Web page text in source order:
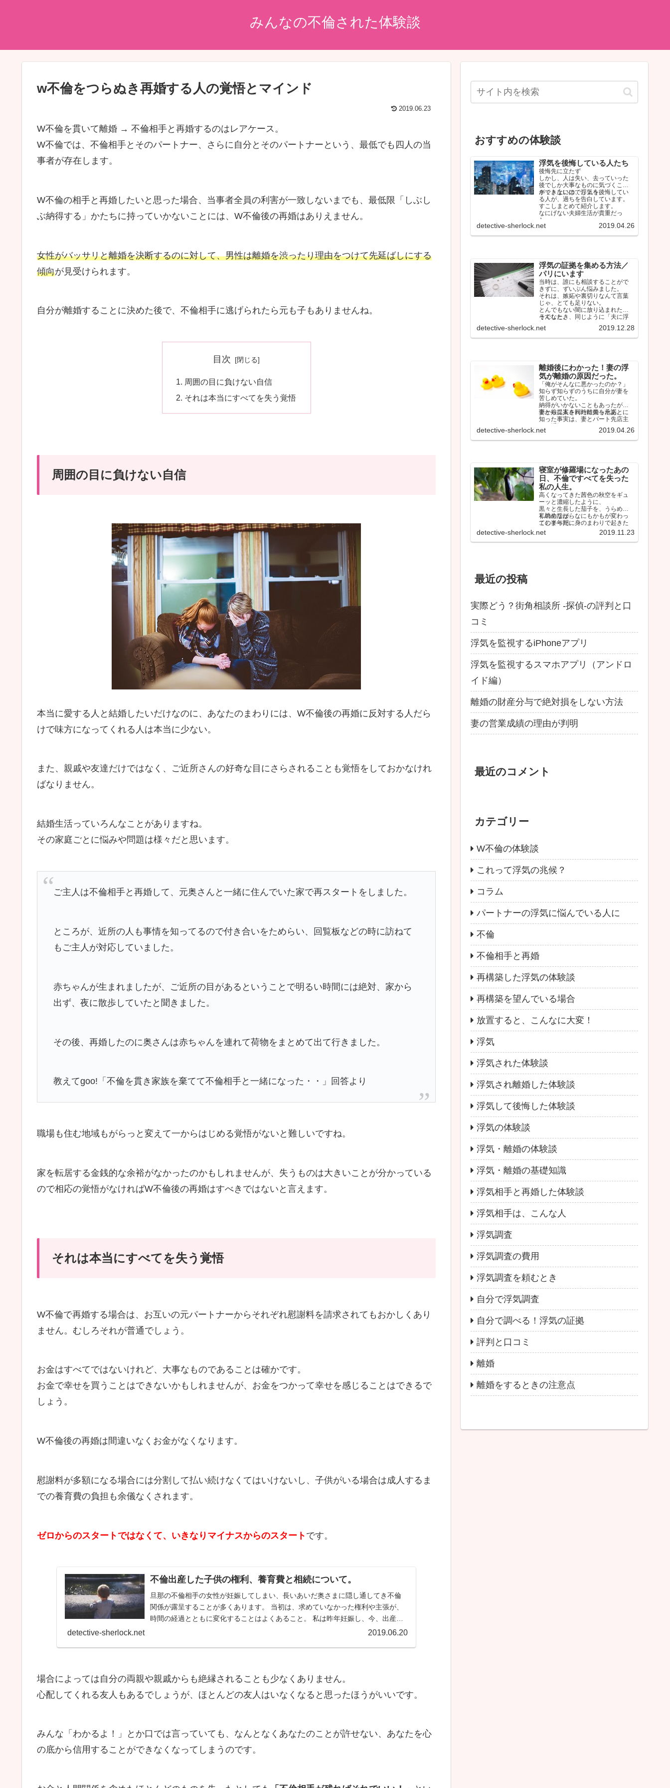
みんなの不倫された体験談
w不倫をつらぬき再婚する人の覚悟とマインド
2019.06.23
W不倫を貫いて離婚 → 不倫相手と再婚するのはレアケース。
W不倫では、不倫相手とそのパートナー、さらに自分とそのパートナーという、最低でも四人の当
事者が存在します。
W不倫の相手と再婚したいと思った場合、当事者全員の利害が一致しないまでも、最低限「しぶし
ぶ納得する」かたちに持っていかないことには、W不倫後の再婚はありえません。
女性がバッサリと離婚を決断するのに対して、男性は離婚を渋ったり理由をつけて先延ばしにする
傾向が見受けられます。
自分が離婚することに決めた後で、不倫相手に逃げられたら元も子もありませんね。
目次
周囲の目に負けない自信
それは本当にすべてを失う覚悟
周囲の目に負けない自信
本当に愛する人と結婚したいだけなのに、あなたのまわりには、W不倫後の再婚に反対する人だら
けで味方になってくれる人は本当に少ない。
また、親戚や友達だけではなく、ご近所さんの好奇な目にさらされることも覚悟をしておかなけれ
ばなりません。
結婚生活っていろんなことがありますね。
その家庭ごとに悩みや問題は様々だと思います。
ご主人は不倫相手と再婚して、元奥さんと一緒に住んでいた家で再スタートをしました。
ところが、近所の人も事情を知ってるので付き合いをためらい、回覧板などの時に訪ねて
もご主人が対応していました。
赤ちゃんが生まれましたが、ご近所の目があるということで明るい時間には絶対、家から
出ず、夜に散歩していたと聞きました。
その後、再婚したのに奥さんは赤ちゃんを連れて荷物をまとめて出て行きました。
教えてgoo!「不倫を貫き家族を棄てて不倫相手と一緒になった・・」回答より
職場も住む地域もがらっと変えて一からはじめる覚悟がないと難しいですね。
家を転居する金銭的な余裕がなかったのかもしれませんが、失うものは大きいことが分かっている
ので相応の覚悟がなければW不倫後の再婚はすべきではないと言えます。
それは本当にすべてを失う覚悟
W不倫で再婚する場合は、お互いの元パートナーからそれぞれ慰謝料を請求されてもおかしくあり
ません。むしろそれが普通でしょう。
お金はすべてではないけれど、大事なものであることは確かです。
お金で幸せを買うことはできないかもしれませんが、お金をつかって幸せを感じることはできるで
しょう。
W不倫後の再婚は間違いなくお金がなくなります。
慰謝料が多額になる場合には分割して払い続けなくてはいけないし、子供がいる場合は成人するま
での養育費の負担も余儀なくされます。
ゼロからのスタートではなくて、いきなりマイナスからのスタート です。
不倫出産した子供の権利、養育費と相続について。
旦那の不倫相手の女性が妊娠してしまい、長いあいだ奥さまに隠し通してき不倫
関係が露呈することが多くあります。 当初は、求めていなかった権利や主張が、
時間の経過とともに変化することはよくあること。 私は昨年妊娠し、今、出産を
detective-sherlock.net 2019.06.20
場合によっては自分の両親や親戚からも絶縁されることも少なくありません。
心配してくれる友人もあるでしょうが、ほとんどの友人はいなくなると思ったほうがいいです。
みんな「わかるよ！」とか口では言っていても、なんとなくあなたのことが許せない、あなたを心
の底から信用することができなくなってしまうのです。
おすすめの体験談
浮気を後悔している人たち
後悔先に立たず
しかし、人は失い、去っていった
後でしか大事なものに気づくこと
ができないのでしょう。
ネット上には、浮気を後悔してい
る人が、過ちを告白しています。
すこしまとめて紹介します。
なにげない夫婦生活が貴重だっ
た…
detective-sherlock.net 2019.04.26
浮気の証拠を集める方法／
パリにいます
当時は、誰にも相談することがで
きずに、ずいぶん悩みました。
それは、嫉妬や裏切りなんて言葉
じゃ、とても足りない。
とんでもない闇に放り込まれたよ
うでした。
そんなとき、同じように「夫に浮
気されている人」のタイムライン
をみて、少…
detective-sherlock.net 2019.12.28
離婚後にわかった！妻の浮
気が離婚の原因だった。
「俺がそんなに悪かったのか？」
知らず知らずのうちに自分が妻を
苦しめていた。
納得がいかないこともあったが、
妻から提案された離婚を承諾。
妻と娘二人を同時に失ったあとに
知った事実は、妻とパート先店主
…
detective-sherlock.net 2019.04.26
寝室が修羅場になったあの
日、不倫ですべてを失った
私の人生。
高くなってきた茜色の秋空をギュ
ーッと濃縮したように、
黒々と生長した茄子を、うらめし
く眺めながら、
この半年間に身のまわりで起きた
ことを思い返していた。
私の生活は、なにもかもが変わっ
てしまった。
しかも間違いなく最悪な…
detective-sherlock.net 2019.11.23
最近の投稿
実際どう？街角相談所 -探偵-の評判と口
コミ
浮気を監視するiPhoneアプリ
浮気を監視するスマホアプリ（アンドロ
イド編）
離婚の財産分与で絶対損をしない方法
妻の営業成績の理由が判明
最近のコメント
カテゴリー
W不倫の体験談
これって浮気の兆候？
コラム
パートナーの浮気に悩んでいる人に
不倫
不倫相手と再婚
再構築した浮気の体験談
再構築を望んでいる場合
放置すると、こんなに大変！
浮気
浮気された体験談
浮気され離婚した体験談
浮気して後悔した体験談
浮気の体験談
浮気・離婚の体験談
浮気・離婚の基礎知識
浮気相手と再婚した体験談
浮気相手は、こんな人
浮気調査
浮気調査の費用
浮気調査を頼むとき
自分で浮気調査
自分で調べる！浮気の証拠
評判と口コミ
離婚
離婚をするときの注意点